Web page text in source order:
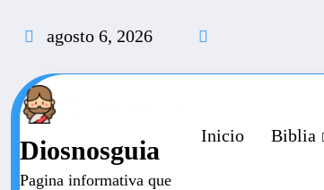
agosto 6, 2026
Diosnosguia
Pagina informativa que
Inicio Biblia